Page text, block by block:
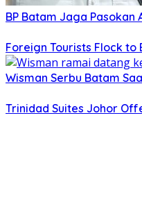
BP Batam Jaga Pasokan
Foreign Tourists Flock to
Wisman Serbu Batam
Trinidad Suites Johor